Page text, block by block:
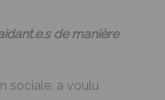
de manière
sociale, a voulu